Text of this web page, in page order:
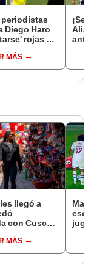
periodistas
Diego Haro
rojas en
MÁS
¡Se
ante
llegó a
con Cusco:
que es este
MÁS